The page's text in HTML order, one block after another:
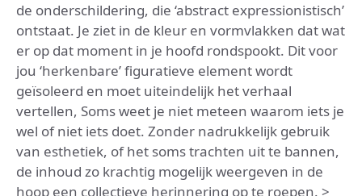
de onderschildering, die ‘abstract expressionistisch’​
ontstaat. Je ziet in de kleur en vormvlakken dat wat
er op dat moment in je hoofd rondspookt. Dit voor
jou ‘herkenbare’ figuratieve element wordt
geïsoleerd en moet uiteindelijk het verhaal
vertellen, Soms weet je niet meteen waarom iets je
wel of niet iets doet. Zonder nadrukkelijk gebruik
van esthetiek, of het soms trachten uit te bannen,
de inhoud zo krachtig mogelijk weergeven in de
hoop een collectieve herinnering op te roepen. >